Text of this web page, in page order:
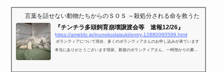
言葉を話せない動物たちからのＳＯＳ ～殺処分される命を救うために～
『チンチラ多頭飼育崩壊譲渡会等 速報12/26』
https://ameblo.jp/inunekodaisuki/entry-12880060599.html
ボランティアについて現在、多くのボランティアさんのお申し込みが来ています
本当にありがとうございます現状、新規のボランティアさん、一時預かりの募集